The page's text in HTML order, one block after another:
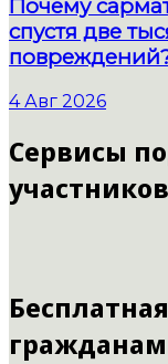
Почему
спустя две
4 Авг 2026
Сервисы
гражданам